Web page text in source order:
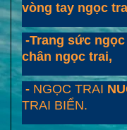
vòng tay ngọc
-Trang sức
chân ngọc trai,
- NGỌC TRAI
TRAI BIỂN.